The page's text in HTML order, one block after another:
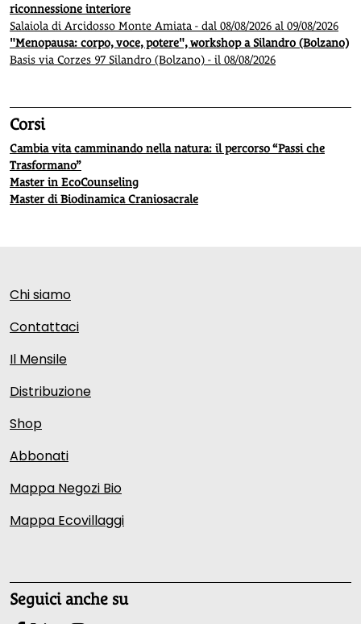
riconnessione interiore
Salaiola di Arcidosso Monte Amiata - dal 08/08/2026 al 09/08/2026
"Menopausa: corpo, voce, potere", workshop a Silandro (Bolzano)
Basis via Corzes 97 Silandro (Bolzano) - il 08/08/2026
Corsi
Cambia vita camminando nella natura: il percorso “Passi che
Trasformano”
Master in EcoCounseling
Master di Biodinamica Craniosacrale
Chi siamo
Contattaci
Il Mensile
Distribuzione
Shop
Abbonati
Mappa Negozi Bio
Mappa Ecovillaggi
Seguici anche su